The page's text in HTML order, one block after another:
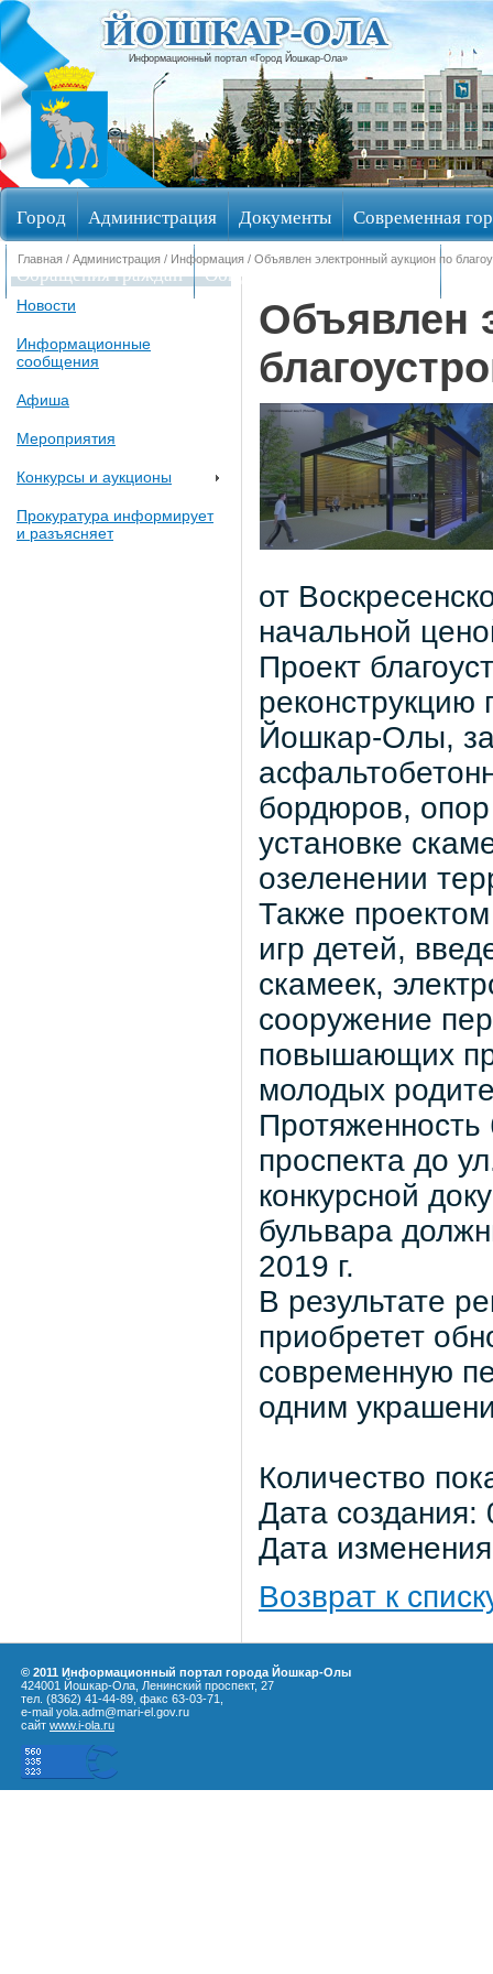
Информационный портал «Город Йошкар-Ола»
Город Администрация Документы Современная
Обращения граждан Общественные обсуждения
Главная / Администрация / Информация / Объявлен электронный аукцион по
Новости
Информационные
сообщения
Афиша
Мероприятия
Конкурсы и аукционы
Прокуратура информирует
и разъясняет
Объявлен
от
начальной
Проект
реконструкцию
Йошкар-Олы,
бордюров,
установке
озеленении
Также
игр детей,
скамеек,
сооружение
повышающих
молодых
Протяженность
проспекта до
конкурсной
бульвара
2019 г.
В результате
приобретет
современную
одним
Количество
Дата
Дата
Возврат к
© 2011 Информационный портал города Йошкар-Олы
424001 Йошкар-Ола, Ленинский проспект, 27
тел. (8362) 41-44-89, факс 63-03-71,
e-mail yola.adm@mari-el.gov.ru
сайт www.i-ola.ru